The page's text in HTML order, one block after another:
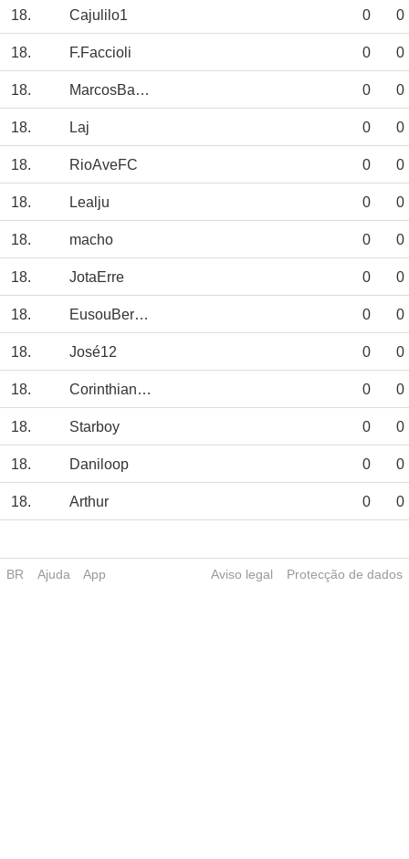
18. Cajulilo1 0 0
18. F.Faccioli 0 0
18. MarcosBarreto 0 0
18. Laj 0 0
18. RioAveFC 0 0
18. Lealju 0 0
18. macho 0 0
18. JotaErre 0 0
18. EusouBernardo 0 0
18. José12 0 0
18. Corinthianismo 0 0
18. Starboy 0 0
18. Daniloop 0 0
18. Arthur 0 0
BR Ajuda App Aviso legal Protecção de dados